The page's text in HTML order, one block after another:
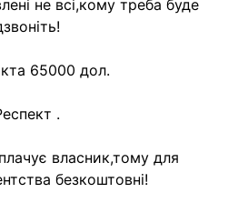
не всі,кому треба буде
65000 дол.
.
власник,тому для
безкоштовні!